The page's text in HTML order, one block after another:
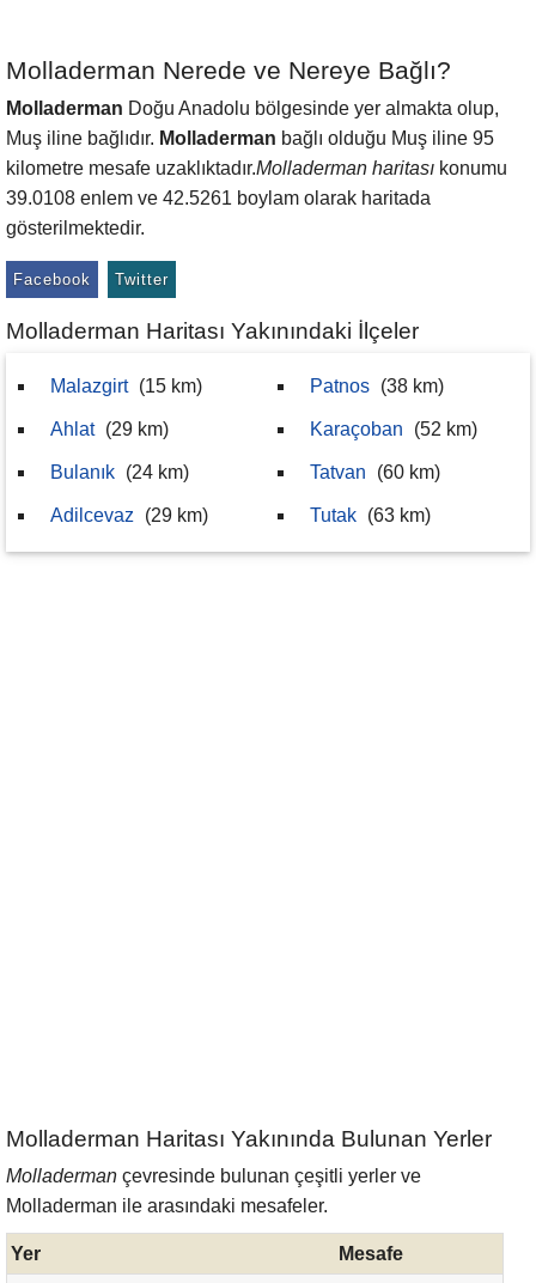
Molladerman Nerede ve Nereye Bağlı?
Molladerman Doğu Anadolu bölgesinde yer almakta olup,
Muş iline bağlıdır. Molladerman bağlı olduğu Muş iline 95
kilometre mesafe uzaklıktadır.Molladerman haritası konumu
39.0108 enlem ve 42.5261 boylam olarak haritada
gösterilmektedir.
Facebook Twitter
Molladerman Haritası Yakınındaki İlçeler
Malazgirt (15 km)
Ahlat (29 km)
Bulanık (24 km)
Adilcevaz (29 km)
Patnos (38 km)
Karaçoban (52 km)
Tatvan (60 km)
Tutak (63 km)
Molladerman Haritası Yakınında Bulunan Yerler
Molladerman çevresinde bulunan çeşitli yerler ve
Molladerman ile arasındaki mesafeler.
Yer
Mesafe